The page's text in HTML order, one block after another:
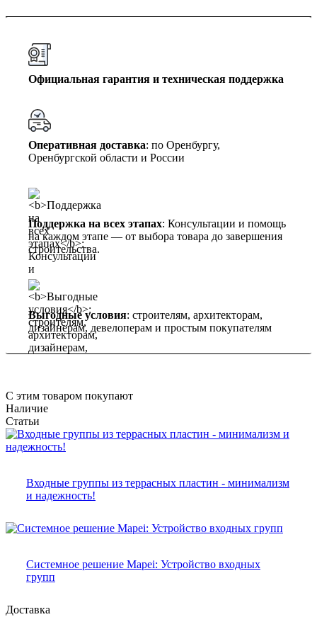
Официальная гарантия и техническая поддержка
Оперативная доставка: по Оренбургу,
Оренбургской области и России
Поддержка на всех этапах: Консультации и помощь
на каждом этапе — от выбора товара до завершения
строительства.
Выгодные условия: строителям, архитекторам,
дизайнерам, девелоперам и простым покупателям
С этим товаром покупают
Наличие
Статьи
Входные группы из террасных пластин - минимализм
и надежность!
Системное решение Mapei: Устройство входных
групп
Доставка